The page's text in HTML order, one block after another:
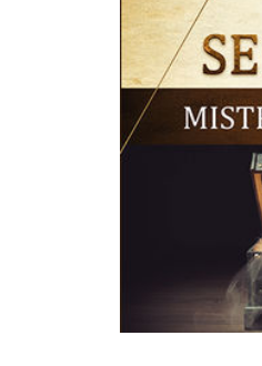
praktykuj 12 opisanych w tej książce
menedżera zmienią Cię w
swoimi ludźmi i swoją karierą w